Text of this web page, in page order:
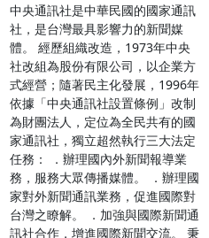
中央通訊社是中華民國的國家通訊
社，是台灣最具影響力的新聞媒
體。 經歷組織改造，1973年中央
社改組為股份有限公司，以企業方
式經營；隨著民主化發展，1996年
依據「中央通訊社設置條例」改制
為財團法人，定位為全民共有的國
家通訊社，獨立超然執行三大法定
任務： ．辦理國內外新聞報導業
務，服務大眾傳播媒體。 ．辦理國
家對外新聞通訊業務，促進國際對
台灣之瞭解。 ．加強與國際新聞通
訊社合作，增進國際新聞交流。 秉